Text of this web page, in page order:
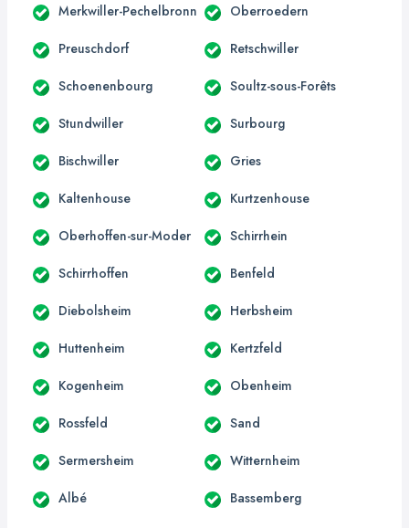
Merkwiller-Pechelbronn Oberroedern
Preuschdorf Retschwiller
Schoenenbourg Soultz-sous-Forêts
Stundwiller Surbourg
Bischwiller Gries
Kaltenhouse Kurtzenhouse
Oberhoffen-sur-Moder Schirrhein
Schirrhoffen Benfeld
Diebolsheim Herbsheim
Huttenheim Kertzfeld
Kogenheim Obenheim
Rossfeld Sand
Sermersheim Witternheim
Albé Bassemberg